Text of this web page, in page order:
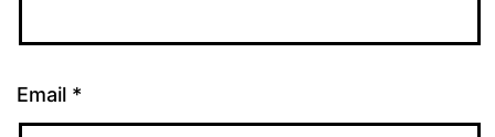
Email *